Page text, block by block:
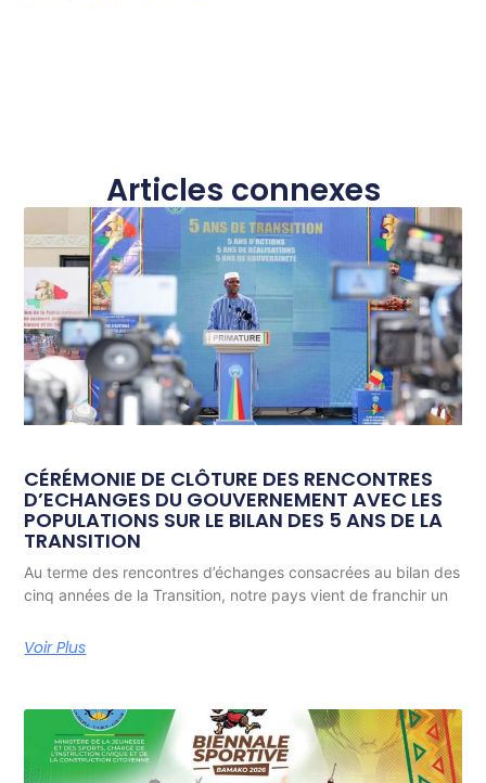
Articles connexes
CÉRÉMONIE DE CLÔTURE DES RENCONTRES
D’ECHANGES DU GOUVERNEMENT AVEC LES
POPULATIONS SUR LE BILAN DES 5 ANS DE LA
TRANSITION
Au terme des rencontres d’échanges consacrées au bilan des
cinq années de la Transition, notre pays vient de franchir un
Voir Plus